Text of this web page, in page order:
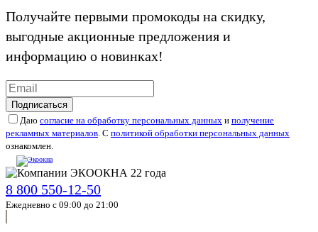
Получайте первыми промокоды на скидку,
выгодные акционные предложения и
информацию о новинках!
Подписаться
Даю согласие на обработку персональных данных и получение
рекламных материалов. С политикой обработки персональных данных
ознакомлен.
8 800 550-12-50
Ежедневно с 09:00 до 21:00